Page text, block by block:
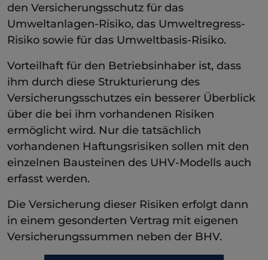
den Versicherungsschutz für das
Umweltanlagen-Risiko, das Umweltregress-
Risiko sowie für das Umweltbasis-Risiko.
Vorteilhaft für den Betriebsinhaber ist, dass
ihm durch diese Strukturierung des
Versicherungsschutzes ein besserer Überblick
über die bei ihm vorhandenen Risiken
ermöglicht wird. Nur die tatsächlich
vorhandenen Haftungsrisiken sollen mit den
einzelnen Bausteinen des UHV-Modells auch
erfasst werden.
Die Versicherung dieser Risiken erfolgt dann
in einem gesonderten Vertrag mit eigenen
Versicherungssummen neben der BHV.